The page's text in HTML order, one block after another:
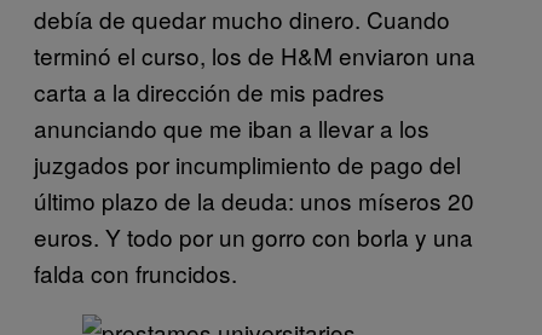
debía de quedar mucho dinero. Cuando
terminó el curso, los de H&M enviaron una
carta a la dirección de mis padres
anunciando que me iban a llevar a los
juzgados por incumplimiento de pago del
último plazo de la deuda: unos míseros 20
euros. Y todo por un gorro con borla y una
falda con fruncidos.